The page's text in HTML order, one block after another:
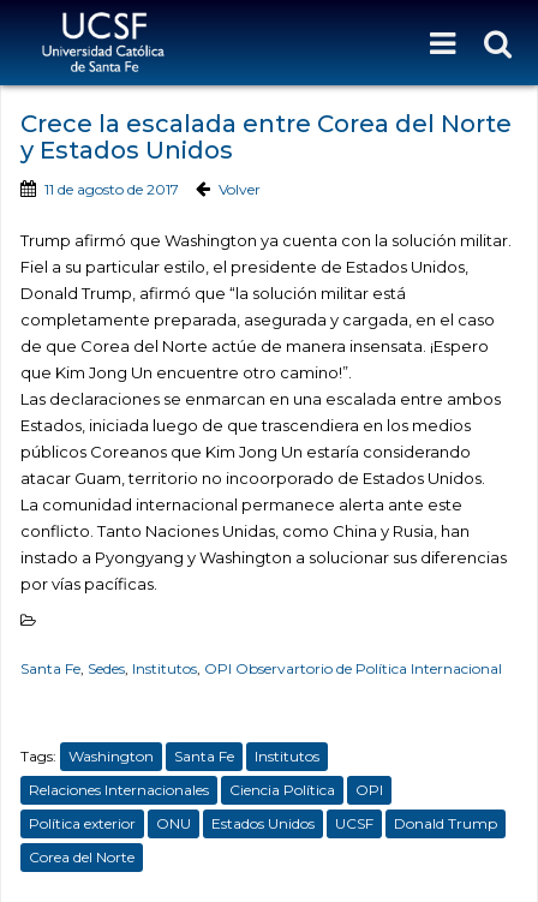
Crece la escalada entre Corea del Norte
y Estados Unidos
11 de agosto de 2017 Volver
Trump afirmó que Washington ya cuenta con la solución militar.
Fiel a su particular estilo, el presidente de Estados Unidos,
Donald Trump, afirmó que “la solución militar está
completamente preparada, asegurada y cargada, en el caso
de que Corea del Norte actúe de manera insensata. ¡Espero
que Kim Jong Un encuentre otro camino!”.
Las declaraciones se enmarcan en una escalada entre ambos
Estados, iniciada luego de que trascendiera en los medios
públicos Coreanos que Kim Jong Un estaría considerando
atacar Guam, territorio no incoorporado de Estados Unidos.
La comunidad internacional permanece alerta ante este
conflicto. Tanto Naciones Unidas, como China y Rusia, han
instado a Pyongyang y Washington a solucionar sus diferencias
por vías pacíficas.
Santa Fe, Sedes, Institutos, OPI Observartorio de Política Internacional
Tags: Washington Santa Fe
Institutos
Relaciones Internacionales
Ciencia Política
OPI
Política exterior
ONU Estados Unidos UCSF
Donald Trump
Corea del Norte